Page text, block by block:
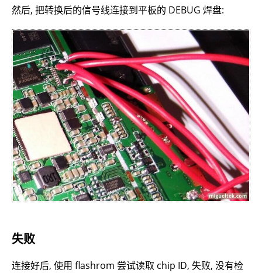
然后, 把转换后的信号线连接到平板的 DEBUG 焊盘:
失败
连接好后, 使用 flashrom 尝试读取 chip ID, 失败, 没有检